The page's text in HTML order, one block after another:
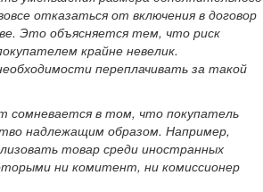
отказаться от включения в договор
Это объясняется тем, что риск
крайне невелик.
переплачивать за такой
сомневается в том, что покупатель
надлежащим образом. Например,
товар среди иностранных
ни комитент, ни комиссионер